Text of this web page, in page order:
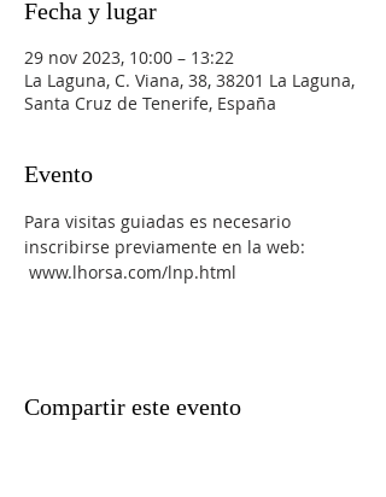
Fecha y lugar
29 nov 2023, 10:00 – 13:22
La Laguna, C. Viana, 38, 38201 La Laguna,
Santa Cruz de Tenerife, España
Evento
Para visitas guiadas es necesario
inscribirse previamente en la web:
www.lhorsa.com/lnp.html
Compartir este evento